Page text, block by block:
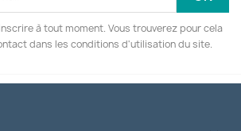
à tout moment. Vous trouverez pour cela
dans les conditions d'utilisation du site.